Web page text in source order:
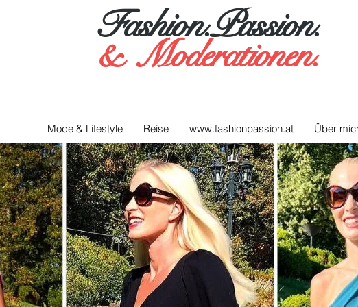
Fashion.Passion.
& Moderationen.
Mode & Lifestyle Reise www.fashionpassion.at Über